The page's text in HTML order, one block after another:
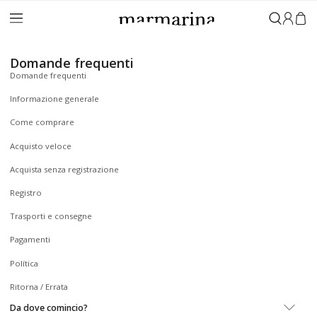
Accedi
Domande frequenti
Domande frequenti
Informazione generale
Come comprare
Acquisto veloce
Acquista senza registrazione
Registro
Trasporti e consegne
Pagamenti
Política
Ritorna / Errata
Da dove comincio?